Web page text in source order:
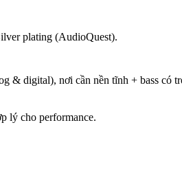
plating (AudioQuest).
& digital), nơi cần nền tĩnh + bass có
lý cho performance.